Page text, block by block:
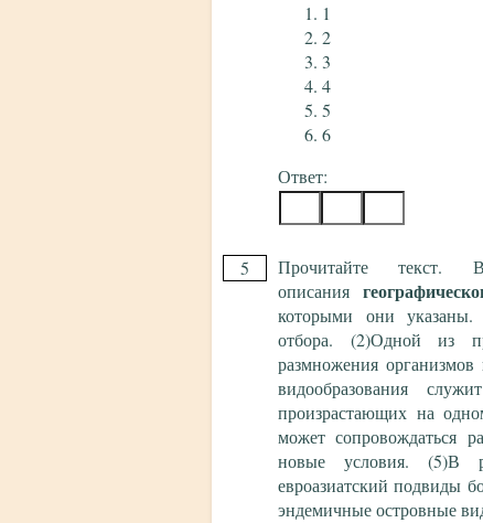
1
2
3
4
5
6
Ответ:
5
Прочитайте
описания
которыми они указаны.
отбора. (2)Одной из
размножения
видообразования
произрастающих на
может сопровождаться
новые условия. (5)В
евроазиатский подвиды
эндемичные островные